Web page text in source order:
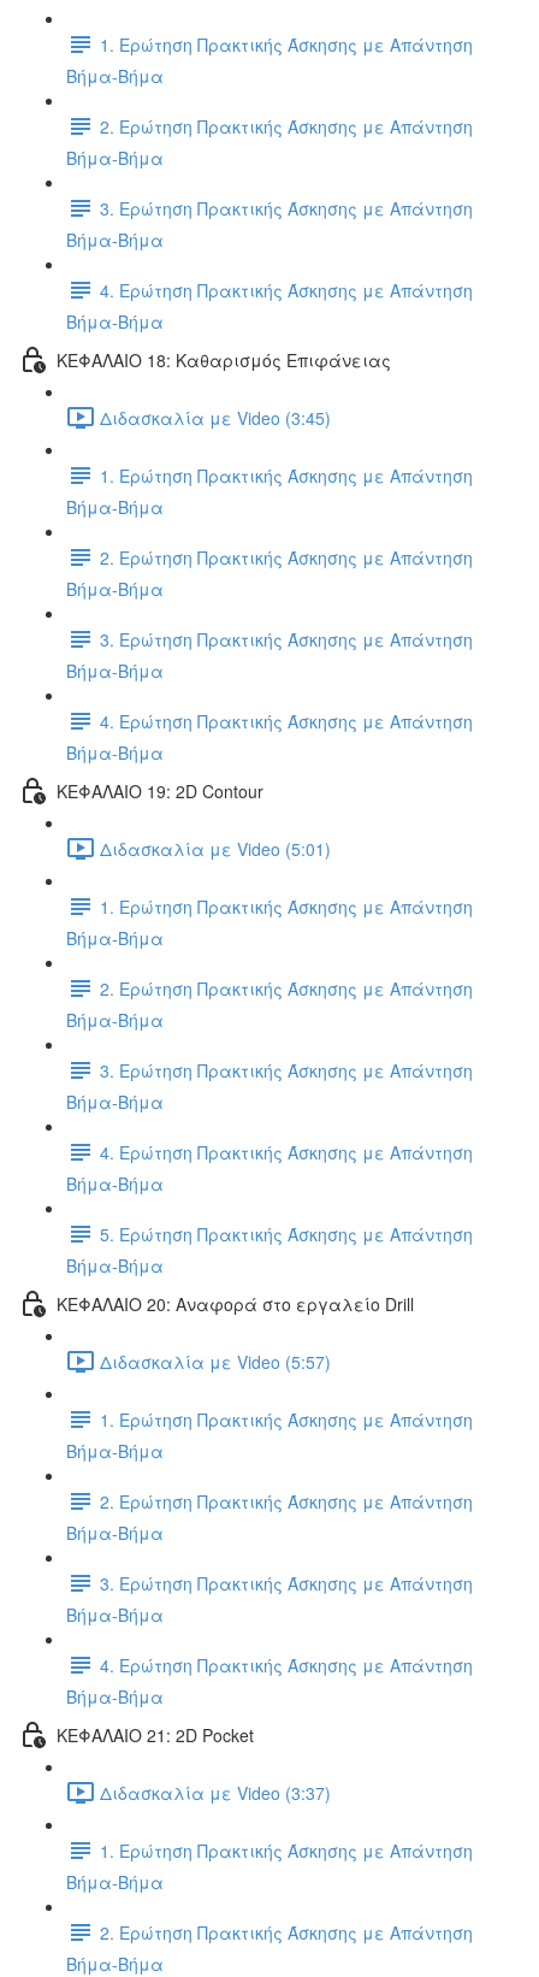
1. Ερώτηση Πρακτικής Άσκησης με Απάντηση
Βήμα-Βήμα
2. Ερώτηση Πρακτικής Άσκησης με Απάντηση
Βήμα-Βήμα
3. Ερώτηση Πρακτικής Άσκησης με Απάντηση
Βήμα-Βήμα
4. Ερώτηση Πρακτικής Άσκησης με Απάντηση
Βήμα-Βήμα
ΚΕΦΑΛΑΙΟ 18: Καθαρισμός Επιφάνειας
Διδασκαλία με Video (3:45)
1. Ερώτηση Πρακτικής Άσκησης με Απάντηση
Βήμα-Βήμα
2. Ερώτηση Πρακτικής Άσκησης με Απάντηση
Βήμα-Βήμα
3. Ερώτηση Πρακτικής Άσκησης με Απάντηση
Βήμα-Βήμα
4. Ερώτηση Πρακτικής Άσκησης με Απάντηση
Βήμα-Βήμα
ΚΕΦΑΛΑΙΟ 19: 2D Contour
Διδασκαλία με Video (5:01)
1. Ερώτηση Πρακτικής Άσκησης με Απάντηση
Βήμα-Βήμα
2. Ερώτηση Πρακτικής Άσκησης με Απάντηση
Βήμα-Βήμα
3. Ερώτηση Πρακτικής Άσκησης με Απάντηση
Βήμα-Βήμα
4. Ερώτηση Πρακτικής Άσκησης με Απάντηση
Βήμα-Βήμα
5. Ερώτηση Πρακτικής Άσκησης με Απάντηση
Βήμα-Βήμα
ΚΕΦΑΛΑΙΟ 20: Αναφορά στο εργαλείο Drill
Διδασκαλία με Video (5:57)
1. Ερώτηση Πρακτικής Άσκησης με Απάντηση
Βήμα-Βήμα
2. Ερώτηση Πρακτικής Άσκησης με Απάντηση
Βήμα-Βήμα
3. Ερώτηση Πρακτικής Άσκησης με Απάντηση
Βήμα-Βήμα
4. Ερώτηση Πρακτικής Άσκησης με Απάντηση
Βήμα-Βήμα
ΚΕΦΑΛΑΙΟ 21: 2D Pocket
Διδασκαλία με Video (3:37)
1. Ερώτηση Πρακτικής Άσκησης με Απάντηση
Βήμα-Βήμα
2. Ερώτηση Πρακτικής Άσκησης με Απάντηση
Βήμα-Βήμα